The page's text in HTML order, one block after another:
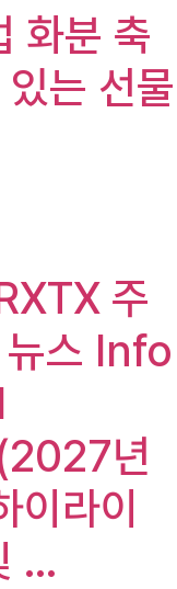
화분 축
는 선물
주
스 Info
년
이라이
…